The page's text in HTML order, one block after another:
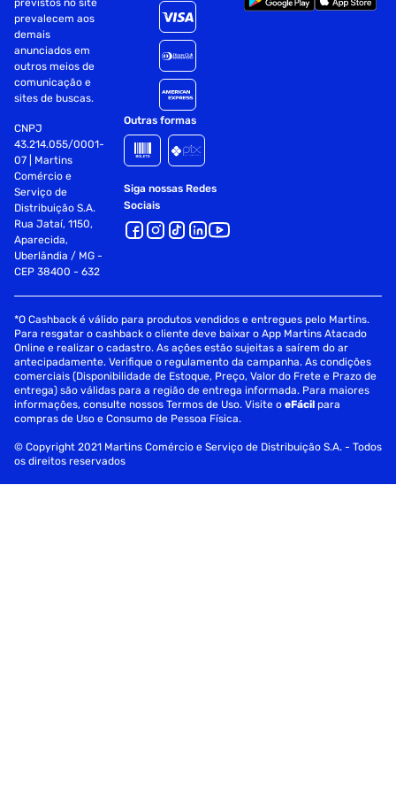
Garantia
Tamanho
previstos no site
prevalecem aos
demais
anunciados em
outros meios de
comunicação e
sites de buscas.
CNPJ
43.214.055/0001-
07 | Martins
Comércio e
Serviço de
Distribuição S.A.
Rua Jataí, 1150,
Aparecida,
Uberlândia / MG -
CEP 38400 - 632
Outras formas
Siga nossas Redes
Sociais
*O Cashback é válido para produtos vendidos e entregues pelo Martins.
Para resgatar o cashback o cliente deve baixar o App Martins Atacado
Online e realizar o cadastro. As ações estão sujeitas a saírem do ar
antecipadamente. Verifique o regulamento da campanha. As condições
comerciais (Disponibilidade de Estoque, Preço, Valor do Frete e Prazo de
entrega) são válidas para a região de entrega informada. Para maiores
informações, consulte nossos Termos de Uso. Visite oeFácil para
compras de Uso e Consumo de Pessoa Física.
© Copyright 2021 Martins Comércio e Serviço de Distribuição S.A. - Todos
os direitos reservados